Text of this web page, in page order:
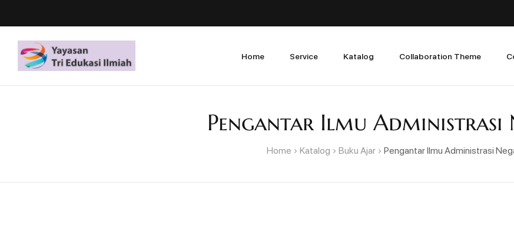
Home Service Katalog Collaboration Theme
Pengantar Ilmu Administrasi
Home Katalog Buku Ajar Pengantar Ilmu Administrasi